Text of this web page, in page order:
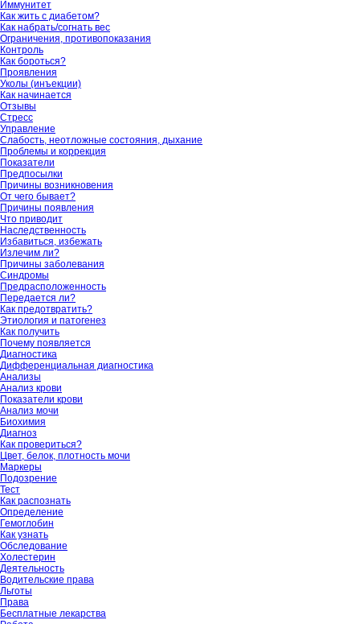
Иммунитет
Как жить с диабетом?
Как набрать/согнать вес
Ограничения, противопоказания
Контроль
Как бороться?
Проявления
Уколы (инъекции)
Как начинается
Отзывы
Стресс
Управление
Слабость, неотложные состояния, дыхание
Проблемы и коррекция
Показатели
Предпосылки
Причины возникновения
От чего бывает?
Причины появления
Что приводит
Наследственность
Избавиться, избежать
Излечим ли?
Причины заболевания
Синдромы
Предрасположенность
Передается ли?
Как предотвратить?
Этиология и патогенез
Как получить
Почему появляется
Диагностика
Дифференциальная диагностика
Анализы
Анализ крови
Показатели крови
Анализ мочи
Биохимия
Диагноз
Как провериться?
Цвет, белок, плотность мочи
Маркеры
Подозрение
Тест
Как распознать
Определение
Гемоглобин
Как узнать
Обследование
Холестерин
Деятельность
Водительские права
Льготы
Права
Бесплатные лекарства